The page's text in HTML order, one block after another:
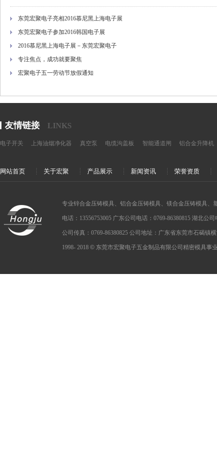
东莞宏聚电子亮相2016慕尼黑上海电子展
东莞宏聚电子参加2016韩国电子展
2016慕尼黑上海电子展－东莞宏聚电子
专注焦点，成功就要聚焦
宏聚电子五一劳动节放假通知
友情链接 LINKS
电子开关 上海油烟净化器 真空泵 电缆沟盖板 智能通道闸 铝合金升降机
网站首页 关于宏聚 产品展示 新闻资讯 荣誉资质
专业锌合金压铸模具、铝合金压铸模具、镁合金压铸模具、
电话：13556753005 广东公司电话：0769-86380815 湖北公
公司传真：0769-86380825 公司地址：广东省东莞市石碣镇
1998- 2018 © 东莞市宏聚电子五金制品有限公司精密模具事